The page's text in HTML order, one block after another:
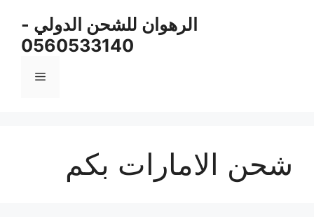
الرهوان للشحن الدولي -
0560533140
القائمة
شحن الامارات بكم